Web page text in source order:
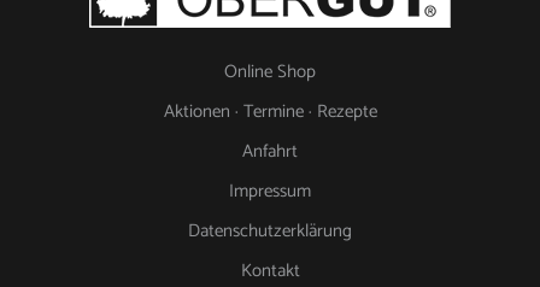
Online Shop
Aktionen · Termine · Rezepte
Anfahrt
Impressum
Datenschutzerklärung
Kontakt